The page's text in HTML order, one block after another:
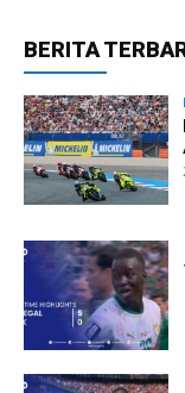
BERITA